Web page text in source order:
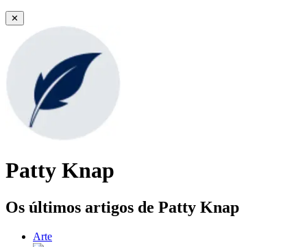
✕
Patty Knap
Os últimos artigos de Patty Knap
Arte